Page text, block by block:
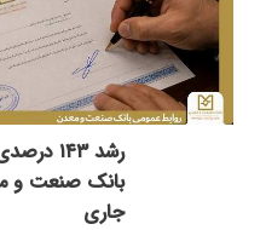
رشد
بانک صنعت و
جاری